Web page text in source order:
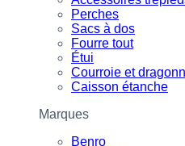
Perches
Sacs à dos
Fourre tout
Étui
Courroie et
Caisson étanche
Marques
Benro